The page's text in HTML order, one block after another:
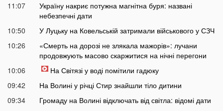
11:07
Україну накриє потужна магнітна буря: названі
небезпечні дати
10:50
У Луцьку на Ковельській затримали військового у СЗЧ
10:26
«Смерть на дорозі не злякала мажорів»: лучани
продовжують масово скаржитися на нічні перегони
10:06
На Світязі у воді помітили гадюку
09:42
На Волині у річці Стир знайшли тіло дитини
09:34
Громаду на Волині відключать від світла: відомі дати